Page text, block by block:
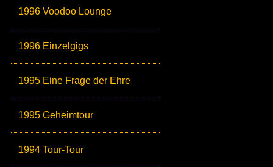
1996 Voodoo Lounge
1996 Einzelgigs
1995 Eine Frage der Ehre
1995 Geheimtour
1994 Tour-Tour